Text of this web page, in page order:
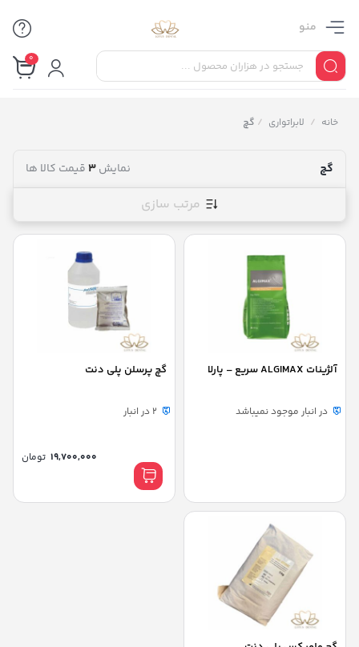
منو
0
خانه / لابراتواری / گچ
گچ نمایش3قیمت کالا ها
مرتب سازی
آلژینات ALGIMAX سریع – پارلا
در انبار موجود نمیباشد
گچ پرسلن پلی دنت
2 در انبار
19,700,000 تومان